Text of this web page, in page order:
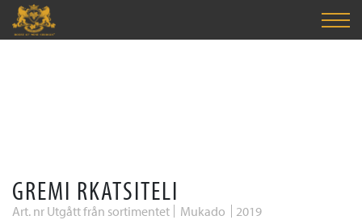
GREMI RKATSITELI
Art. nr Utgått från sortimentet Mukado
2019